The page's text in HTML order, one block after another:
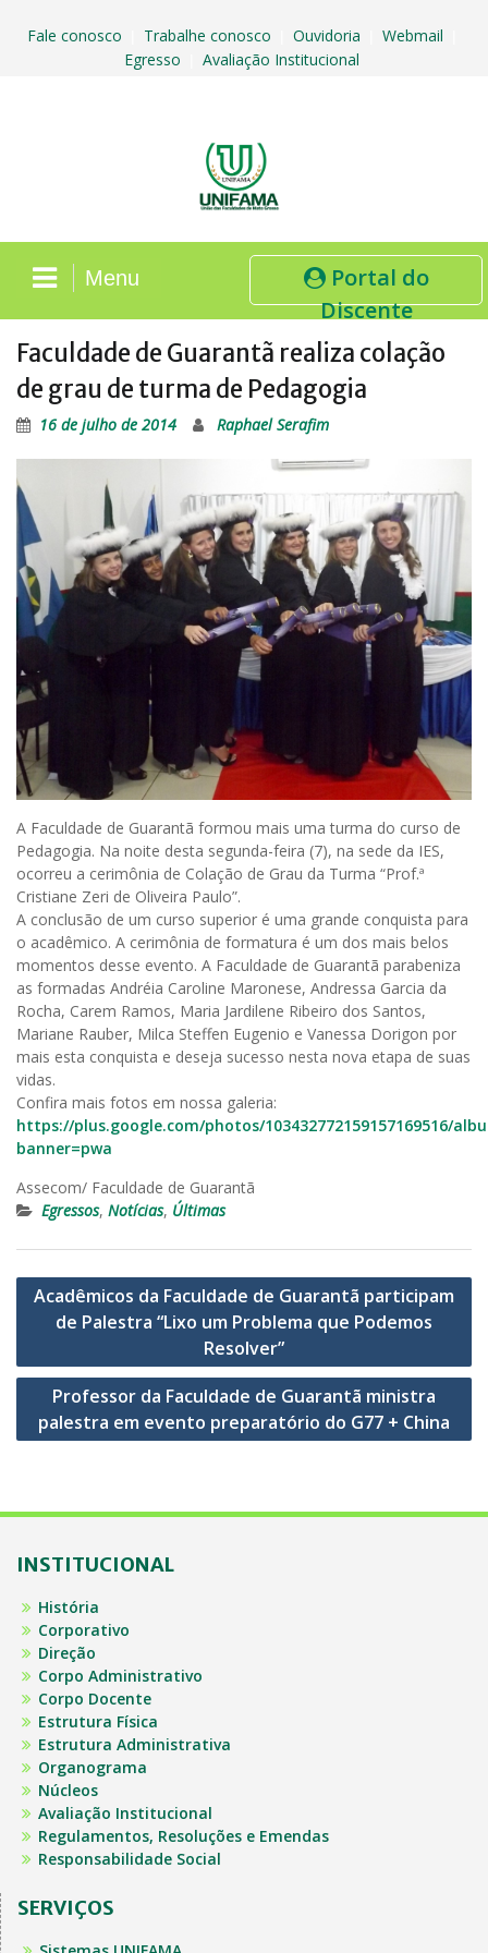
Fale conosco Trabalhe conosco Ouvidoria Webmail
Egresso Avaliação Institucional
Portal do
Discente
Menu
Faculdade de Guarantã realiza colação
de grau de turma de Pedagogia
16 de julho de 2014 Raphael Serafim
A Faculdade de Guarantã formou mais uma turma do curso de
Pedagogia. Na noite desta segunda-feira (7), na sede da IES,
ocorreu a cerimônia de Colação de Grau da Turma “Prof.ª
Cristiane Zeri de Oliveira Paulo”.
A conclusão de um curso superior é uma grande conquista para
o acadêmico. A cerimônia de formatura é um dos mais belos
momentos desse evento. A Faculdade de Guarantã parabeniza
as formadas Andréia Caroline Maronese, Andressa Garcia da
Rocha, Carem Ramos, Maria Jardilene Ribeiro dos Santos,
Mariane Rauber, Milca Steffen Eugenio e Vanessa Dorigon por
mais esta conquista e deseja sucesso nesta nova etapa de suas
vidas.
Confira mais fotos em nossa galeria:
https://plus.google.com/photos/103432772159157169516/
banner=pwa
Assecom/ Faculdade de Guarantã
Egressos, Notícias, Últimas
Navegação
Acadêmicos da Faculdade de Guarantã participam
de Palestra “Lixo um Problema que Podemos
Resolver”
Professor da Faculdade de Guarantã ministra
palestra em evento preparatório do G77 + China
INSTITUCIONAL
História
Corporativo
Direção
Corpo Administrativo
Corpo Docente
Estrutura Física
Estrutura Administrativa
Organograma
Núcleos
Avaliação Institucional
Regulamentos, Resoluções e Emendas
Responsabilidade Social
SERVIÇOS